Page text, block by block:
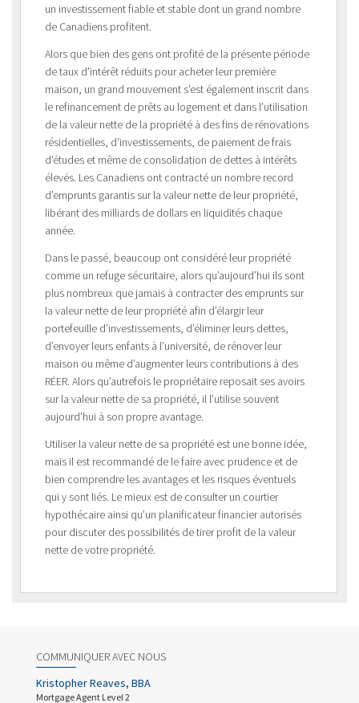
un investissement fiable et stable dont un grand nombre
de Canadiens profitent.
Alors que bien des gens ont profité de la présente période
de taux d’intérêt réduits pour acheter leur première
maison, un grand mouvement s’est également inscrit dans
le refinancement de prêts au logement et dans l’utilisation
de la valeur nette de la propriété à des fins de rénovations
résidentielles, d’investissements, de paiement de frais
d’études et même de consolidation de dettes à intérêts
élevés. Les Canadiens ont contracté un nombre record
d’emprunts garantis sur la valeur nette de leur propriété,
libérant des milliards de dollars en liquidités chaque
année.
Dans le passé, beaucoup ont considéré leur propriété
comme un refuge sécuritaire, alors qu’aujourd’hui ils sont
plus nombreux que jamais à contracter des emprunts sur
la valeur nette de leur propriété afin d’élargir leur
portefeuille d’investissements, d’éliminer leurs dettes,
d’envoyer leurs enfants à l’université, de rénover leur
maison ou même d’augmenter leurs contributions à des
RÉER. Alors qu’autrefois le propriétaire reposait ses avoirs
sur la valeur nette de sa propriété, il l’utilise souvent
aujourd’hui à son propre avantage.
Utiliser la valeur nette de sa propriété est une bonne idée,
mais il est recommandé de le faire avec prudence et de
bien comprendre les avantages et les risques éventuels
qui y sont liés. Le mieux est de consulter un courtier
hypothécaire ainsi qu’un planificateur financier autorisés
pour discuter des possibilités de tirer profit de la valeur
nette de votre propriété.
COMMUNIQUER AVEC NOUS
Kristopher Reaves, BBA
Mortgage Agent Level 2